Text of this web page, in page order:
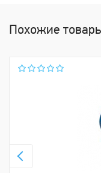
Похожие